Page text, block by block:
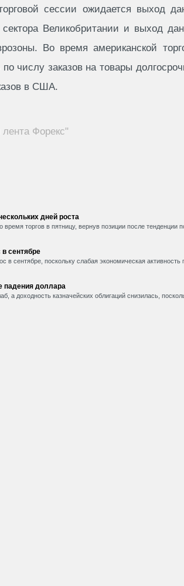
сессии ожидается выход
сектора Великобритании и выход
Во время американской
числу заказов на товары
в США.
Форекс"
дней роста
торгов в пятницу, вернув позиции после тенденции
сентябре
в сентябре, поскольку слабая экономическая активность
падения доллара
а доходность казначейских облигаций снизилась,